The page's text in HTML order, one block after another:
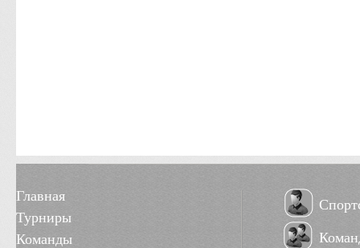
Главная
Турниры
Команды